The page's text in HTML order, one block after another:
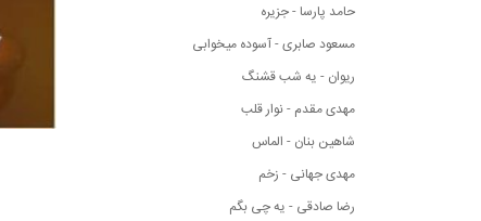
حامد پارسا - جزیره
مسعود صابری - آسوده میخوابی
ریوان - یه شب قشنگ
مهدی مقدم - نوار قلب
شاهین بنان - الماس
مهدی جهانی - زخم
رضا صادقی - یه چی بگم